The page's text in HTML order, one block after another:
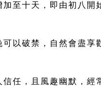
至十天，即由初八開
以破禁，自然會盡享
任，且風趣幽默，經